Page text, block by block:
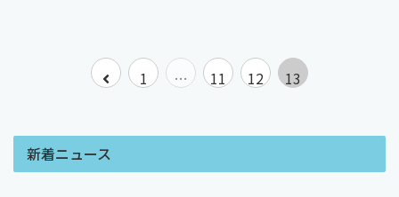
前
1 … 11 12 13
新着ニュース